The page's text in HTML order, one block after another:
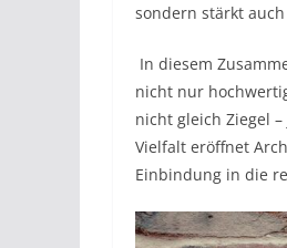
sondern stärkt
​In diesem
nicht nur
nicht gleich Ziegel
Vielfalt eröffnet
Einbindung in die